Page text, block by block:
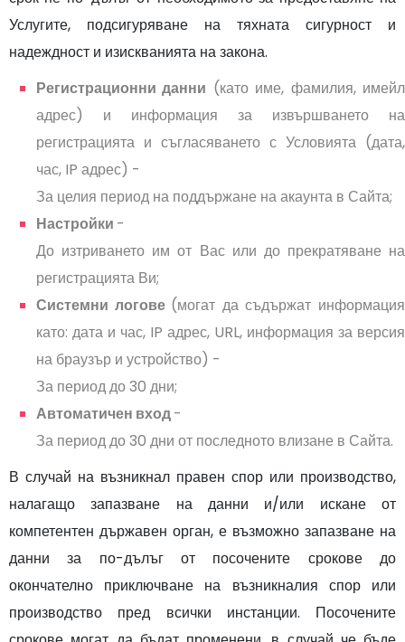
Услугите, подсигуряване на тяхната сигурност и
надеждност и изискванията на закона.
Регистрационни данни (като име, фамилия, имейл
адрес) и информация за извършването на
регистрацията и съгласяването с Условията (дата,
час, IP адрес) -
За целия период на поддържане на акаунта в Сайта;
Настройки -
До изтриването им от Вас или до прекратяване на
регистрацията Ви;
Системни логове (могат да съдържат информация
като: дата и час, IP адрес, URL, информация за версия
на браузър и устройство) -
За период до 30 дни;
Автоматичен вход-
За период до 30 дни от последното влизане в Сайта.
В случай на възникнал правен спор или производство,
налагащо запазване на данни и/или искане от
компетентен държавен орган, е възможно запазване на
данни за по-дълъг от посочените срокове до
окончателно приключване на възникналия спор или
производство пред всички инстанции. Посочените